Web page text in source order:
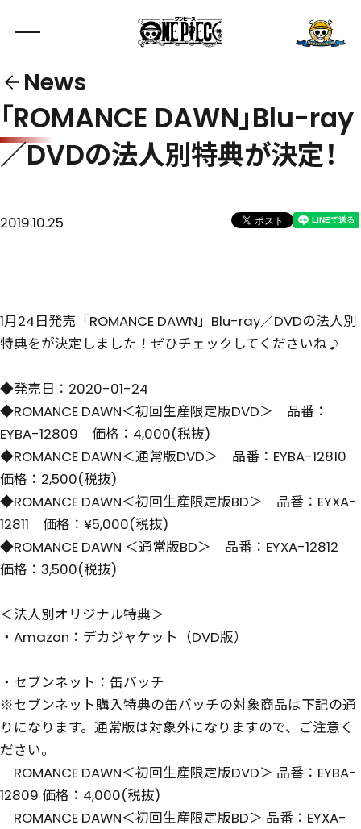
News
「ROMANCE DAWN」Blu-ray
／DVDの法人別特典が決定！
2019.10.25
1月24日発売「ROMANCE DAWN」Blu-ray／DVDの法人別
特典をが決定しました！ぜひチェックしてくださいね♪
◆発売日：2020-01-24
◆ROMANCE DAWN＜初回生産限定版DVD＞ 品番：
EYBA-12809 価格：4,000(税抜)
◆ROMANCE DAWN＜通常版DVD＞ 品番：EYBA-12810
価格：2,500(税抜)
◆ROMANCE DAWN＜初回生産限定版BD＞ 品番：EYXA-
12811 価格：¥5,000(税抜)
◆ROMANCE DAWN ＜通常版BD＞ 品番：EYXA-12812
価格：3,500(税抜)
＜法人別オリジナル特典＞
・Amazon：デカジャケット（DVD版）
・セブンネット：缶バッチ
※セブンネット購入特典の缶バッチの対象商品は下記の通
りになります。通常版は対象外になりますので、ご注意く
ださい。
ROMANCE DAWN＜初回生産限定版DVD＞ 品番：EYBA-
12809 価格：4,000(税抜)
ROMANCE DAWN＜初回生産限定版BD＞ 品番：EYXA-